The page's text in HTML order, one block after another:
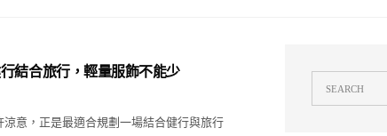
結合旅行，輕量服飾不能少
意，正是最適合規劃一場結合健行與旅行